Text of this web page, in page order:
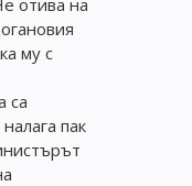
отива на
му с
са
пак